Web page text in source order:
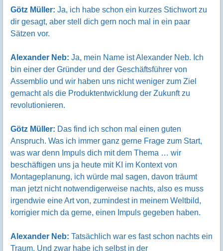
Götz Müller: Ja, ich habe schon ein kurzes Stichwort zu
dir gesagt, aber stell dich gern noch mal in ein paar
Sätzen vor.
Alexander Neb: Ja, mein Name ist Alexander Neb. Ich
bin einer der Gründer und der Geschäftsführer von
Assemblio und wir haben uns nicht weniger zum Ziel
gemacht als die Produktentwicklung der Zukunft zu
revolutionieren.
Götz Müller: Das find ich schon mal einen guten
Anspruch. Was ich immer ganz gerne Frage zum Start,
was war denn Impuls dich mit dem Thema … wir
beschäftigen uns ja heute mit KI im Kontext von
Montageplanung, ich würde mal sagen, davon träumt
man jetzt nicht notwendigerweise nachts, also es muss
irgendwie eine Art von, zumindest in meinem Weltbild,
korrigier mich da gerne, einen Impuls gegeben haben.
Alexander Neb: Tatsächlich war es fast schon nachts ein
Traum. Und zwar habe ich selbst in der